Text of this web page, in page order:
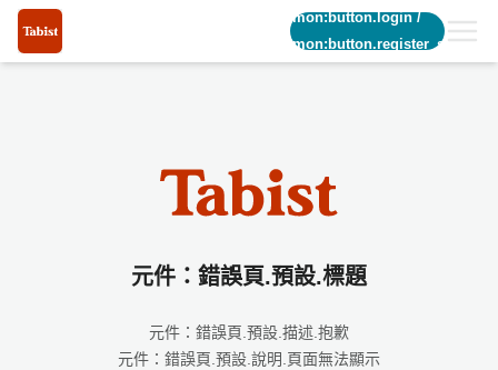
common:button.login/
common:button.register_short
元件：錯誤頁.預設.標題
元件：錯誤頁.預設.描述.抱歉
元件：錯誤頁.預設.說明.頁面無法顯示